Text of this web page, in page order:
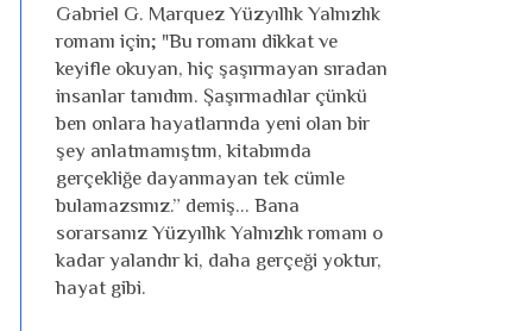
Gabriel G. Marquez Yüzyıllık Yalnızlık
romanı için; "Bu romanı dikkat ve
keyifle okuyan, hiç şaşırmayan sıradan
insanlar tanıdım. Şaşırmadılar çünkü
ben onlara hayatlarında yeni olan bir
şey anlatmamıştım, kitabımda
gerçekliğe dayanmayan tek cümle
bulamazsınız.” demiş... Bana
sorarsanız Yüzyıllık Yalnızlık romanı o
kadar yalandır ki, daha gerçeği yoktur,
hayat gibi.